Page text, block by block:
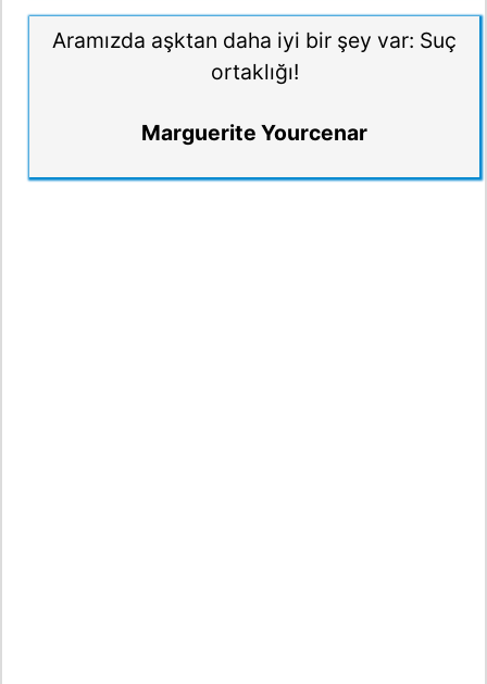
Aramızda aşktan daha iyi bir şey var: Suç
ortaklığı!
Marguerite Yourcenar